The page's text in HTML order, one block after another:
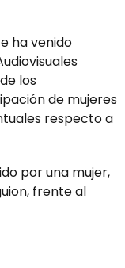
ha venido
los
de mujeres
respecto a
por una mujer,
frente al